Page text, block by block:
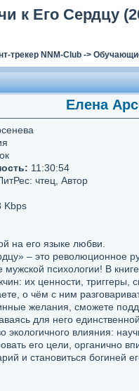
к Его Сердцу
трекер NNM-Club ->
Елена
11:30:54
чтец, Автор
Kbps
на его языке любви.
– это революционное
мужской психологии! В
их ценности, триггеры,
о чём с ним
желания, сможете
для него
экологичного влияния:
его цели, органично
и становиться богиней